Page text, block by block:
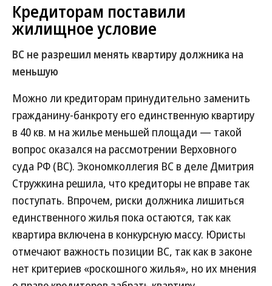
Кредиторам поставили
жилищное условие
ВС не разрешил менять квартиру должника на
меньшую
Можно ли кредиторам принудительно заменить
гражданину-банкроту его единственную квартиру
в 40 кв. м на жилье меньшей площади — такой
вопрос оказался на рассмотрении Верховного
суда РФ (ВС). Экономколлегия ВС в деле Дмитрия
Стружкина решила, что кредиторы не вправе так
поступать. Впрочем, риски должника лишиться
единственного жилья пока остаются, так как
квартира включена в конкурсную массу. Юристы
отмечают важность позиции ВС, так как в законе
нет критериев «роскошного жилья», но их мнения